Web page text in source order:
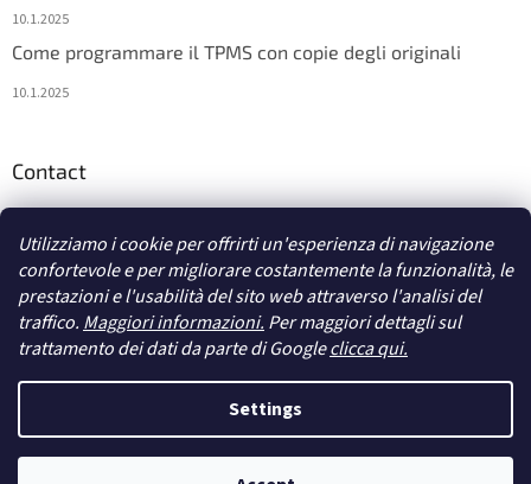
Utilizziamo i cookie per offrirti un'esperienza di navigazione
confortevole e per migliorare costantemente la funzionalità, le
prestazioni e l'usabilità del sito web attraverso l'analisi del
traffico. Maggiori informazioni. Per maggiori dettagli sul
trattamento dei dati da parte di Googleclicca qui.
Settings
10.1.2025
Come programmare il TPMS con copie degli originali
10.1.2025
Contact
Diritti d'autore 2026diagstore.it. Tutti i diritti riservati.Modifica le